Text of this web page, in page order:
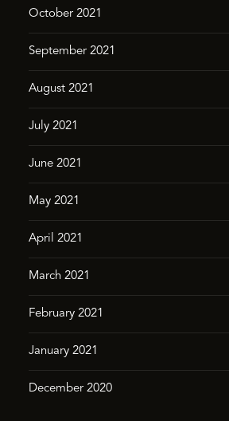
October 2021
September 2021
August 2021
July 2021
June 2021
May 2021
April 2021
March 2021
February 2021
January 2021
December 2020